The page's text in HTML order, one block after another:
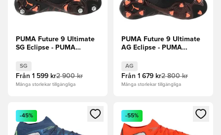
PUMA Future 9 Ultimate
SG Eclipse - PUMA
SG
Från 1 599 kr2 900 kr
Många storlekar tillgängliga
PUMA Future 9 Ultimate
AG Eclipse - PUMA
AG
Från 1 679 kr2 800 kr
Många storlekar tillgängliga
Öppnar en Modal för att logga in eller registrera dig som
-45%
Öppnar en Modal för att
-55%